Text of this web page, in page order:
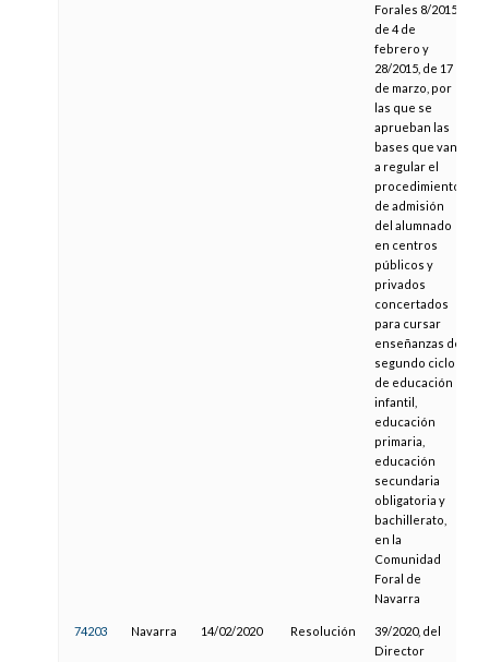
Forales 8/2015,
de 4 de
febrero y
28/2015, de 17
de marzo, por
las que se
aprueban las
bases que van
a regular el
procedimiento
de admisión
del alumnado
en centros
públicos y
privados
concertados
para cursar
enseñanzas de
segundo ciclo
de educación
infantil,
educación
primaria,
educación
secundaria
obligatoria y
bachillerato,
en la
Comunidad
Foral de
Navarra
74203 Navarra 14/02/2020 Resolución
39/2020, del
Director